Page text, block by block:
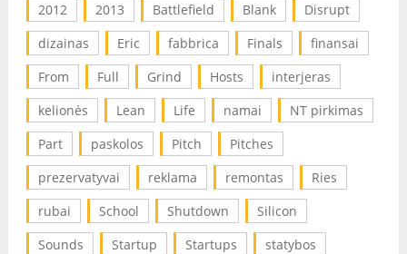
2012 2013 Battlefield Blank
Disrupt
dizainas
Eric fabbrica Finals
finansai
From
Full Grind Hosts
interjeras
kelionės
Lean Life namai
NT pirkimas
Part
paskolos Pitch
Pitches
prezervatyvai
reklama remontas
Ries
rubai
School Shutdown
Silicon
Sounds
Startup Startups
statybos